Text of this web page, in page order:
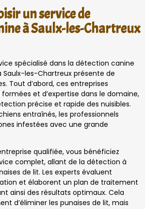
un service de
à Saulx-les-Chartreux
spécialisé dans la détection canine
Saulx-les-Chartreux présente de
Tout d’abord, ces entreprises
formées et d’expertise dans le domaine,
précise et rapide des nuisibles.
entraînés, les professionnels
infestées avec une grande
qualifiée, vous bénéficiez
complet, allant de la détection à
de lit. Les experts évaluent
et élaborent un plan de traitement
ainsi des résultats optimaux. Cela
d’éliminer les punaises de lit, mais